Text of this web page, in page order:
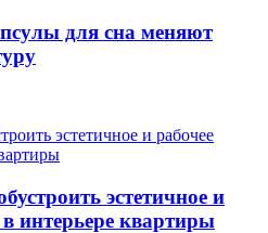
для сна меняют
эстетичное и
интерьере квартиры